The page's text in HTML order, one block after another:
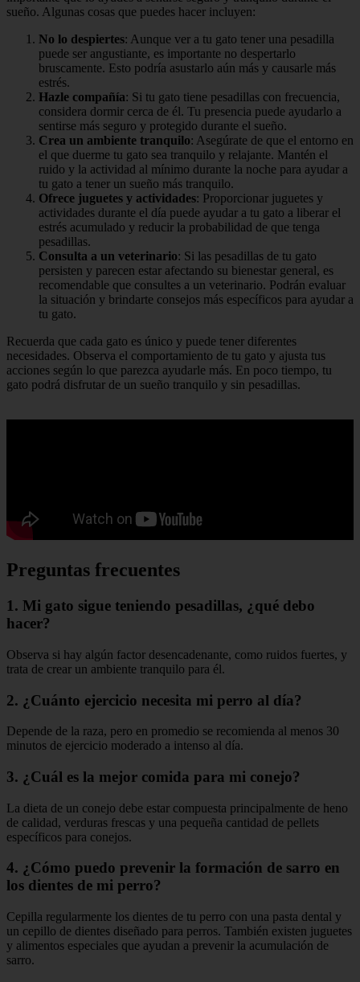
sueño. Algunas cosas que puedes hacer incluyen:
No lo despiertes: Aunque ver a tu gato tener una pesadilla
puede ser angustiante, es importante no despertarlo
bruscamente. Esto podría asustarlo aún más y causarle más
estrés.
Hazle compañía: Si tu gato tiene pesadillas con frecuencia,
considera dormir cerca de él. Tu presencia puede ayudarlo a
sentirse más seguro y protegido durante el sueño.
Crea un ambiente tranquilo: Asegúrate de que el entorno en
el que duerme tu gato sea tranquilo y relajante. Mantén el
ruido y la actividad al mínimo durante la noche para ayudar a
tu gato a tener un sueño más tranquilo.
Ofrece juguetes y actividades: Proporcionar juguetes y
actividades durante el día puede ayudar a tu gato a liberar el
estrés acumulado y reducir la probabilidad de que tenga
pesadillas.
Consulta a un veterinario: Si las pesadillas de tu gato
persisten y parecen estar afectando su bienestar general, es
recomendable que consultes a un veterinario. Podrán evaluar
la situación y brindarte consejos más específicos para ayudar a
tu gato.
Recuerda que cada gato es único y puede tener diferentes
necesidades. Observa el comportamiento de tu gato y ajusta tus
acciones según lo que parezca ayudarle más. En poco tiempo, tu
gato podrá disfrutar de un sueño tranquilo y sin pesadillas.
Preguntas frecuentes
1. Mi gato sigue teniendo pesadillas, ¿qué debo
hacer?
Observa si hay algún factor desencadenante, como ruidos fuertes, y
trata de crear un ambiente tranquilo para él.
2. ¿Cuánto ejercicio necesita mi perro al día?
Depende de la raza, pero en promedio se recomienda al menos 30
minutos de ejercicio moderado a intenso al día.
3. ¿Cuál es la mejor comida para mi conejo?
La dieta de un conejo debe estar compuesta principalmente de heno
de calidad, verduras frescas y una pequeña cantidad de pellets
específicos para conejos.
4. ¿Cómo puedo prevenir la formación de sarro en
los dientes de mi perro?
Cepilla regularmente los dientes de tu perro con una pasta dental y
un cepillo de dientes diseñado para perros. También existen juguetes
y alimentos especiales que ayudan a prevenir la acumulación de
sarro.